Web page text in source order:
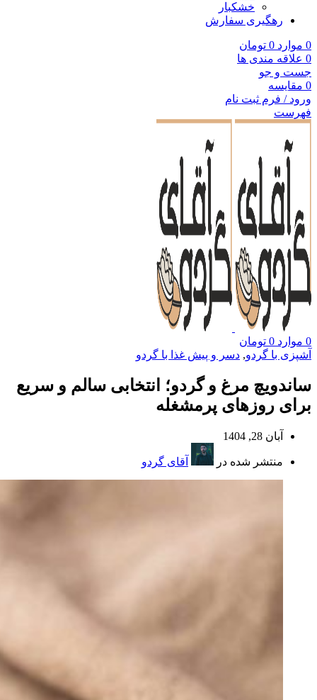
خشکبار
رهگیری سفارش
0 موارد 0 تومان
0 علاقه مندی ها
جست و جو
0 مقایسه
ورود / فرم ثبت نام
فهرست
0 موارد 0 تومان
آشپزی با گردو, دسر و پیش غذا با گردو
ساندویچ مرغ و گردو؛ انتخابی سالم و سریع
برای روزهای پرمشغله
آبان 28, 1404
منتشر شده در آقای گردو